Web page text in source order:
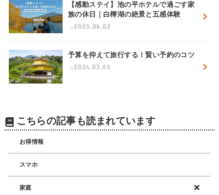
【感動ステイ】池の平ホテルで過ごす家
族の休日｜白樺湖の絶景と五感体験
2025.06.02
予算を抑えて旅行する！賢い予約のコツ
2024.03.05
こちらの記事も読まれています
お得情報
スマホ
家庭